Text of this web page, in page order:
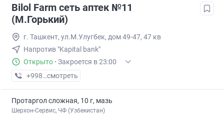
Bilol Farm сеть аптек №11
(М.Горький)
г. Ташкент, ул.М.Улугбек, дом 49-47, 47 кв
Напротив "Kapital bank"
Открыто · Закроется в 23:00
+998 (93) XXX-XX-XX
смотреть
Протаргол сложная, 10 г, мазь
Шерхон-Сервис, ЧФ (Узбекистан)